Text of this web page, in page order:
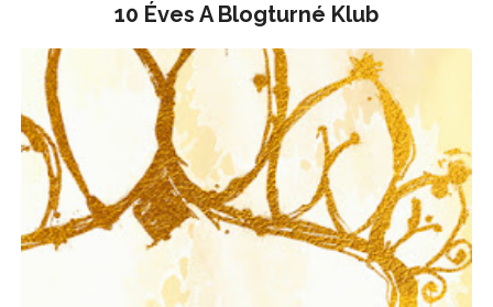
10 Éves A Blogturné Klub